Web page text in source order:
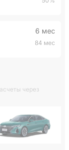
6 мес
84 мес
через